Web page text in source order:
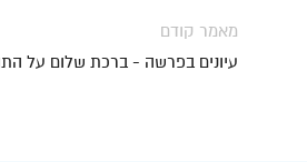
מאמר קודם
עיונים בפרשה - ברכת שלום על